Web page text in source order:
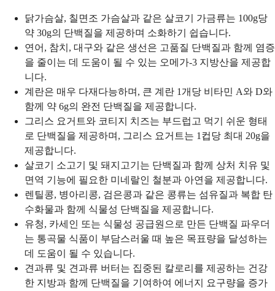
닭가슴살, 칠면조 가슴살과 같은 살코기 가금류는 100g당
약 30g의 단백질을 제공하며 소화하기 쉽습니다.
연어, 참치, 대구와 같은 생선은 고품질 단백질과 함께 염증
을 줄이는 데 도움이 될 수 있는 오메가-3 지방산을 제공합
니다.
계란은 매우 다재다능하며, 큰 계란 1개당 비타민 A와 D와
함께 약 6g의 완전 단백질을 제공합니다.
그리스 요거트와 코티지 치즈는 부드럽고 먹기 쉬운 형태
로 단백질을 제공하며, 그리스 요거트는 1컵당 최대 20g을
제공합니다.
살코기 소고기 및 돼지고기는 단백질과 함께 상처 치유 및
면역 기능에 필요한 미네랄인 철분과 아연을 제공합니다.
렌틸콩, 병아리콩, 검은콩과 같은 콩류는 섬유질과 복합 탄
수화물과 함께 식물성 단백질을 제공합니다.
유청, 카세인 또는 식물성 공급원으로 만든 단백질 파우더
는 통곡물 식품이 부담스러울 때 높은 목표량을 달성하는
데 도움이 될 수 있습니다.
견과류 및 견과류 버터는 집중된 칼로리를 제공하는 건강
한 지방과 함께 단백질을 기여하여 에너지 요구량을 증가